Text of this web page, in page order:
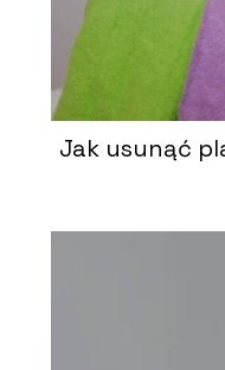
Jak usunąć